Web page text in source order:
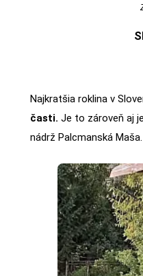
Najkratšia roklina v
časti. Je to zároveň aj
nádrž Palcmanská Maša.